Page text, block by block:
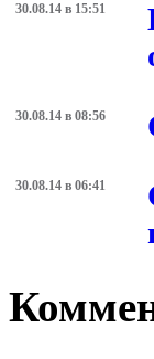
30.08.14 в 15:51
30.08.14 в 08:56
30.08.14 в 06:41